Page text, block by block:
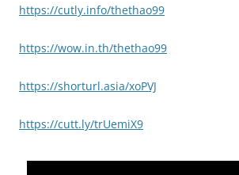
https://cutly.info/thethao99
https://wow.in.th/thethao99
https://shorturl.asia/xoPVJ
https://cutt.ly/trUemiX9